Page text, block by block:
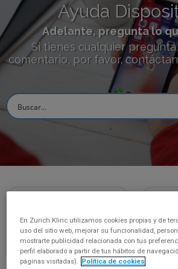
Ayuda
Adelante, pregunta lo
Si tienes cualquier
comentario, por favor,
PRODUCTOS Y
COBERTURAS
En Zurich Klinc utilizamos cookies propias y de
uso del sitio web, mejorar su funcionalidad,
mostrarte publicidad relacionada con tus
perfil elaborado a partir de tus hábitos de
páginas visitadas). Política de cookies